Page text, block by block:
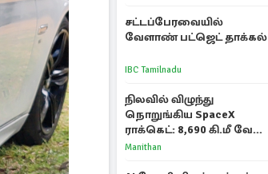
சட்டப்பேரவையில்
வேளாண் பட்ஜெட் தாக்கல்
IBC Tamilnadu
நிலவில் விழுந்து
நொறுங்கிய SpaceX
ராக்கெட்: 8,690 கி.மீ வேக
மோதலால் உருவான புதிய
Manithan